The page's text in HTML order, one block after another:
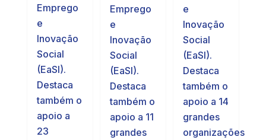
Emprego
e
Inovação
Social
(EaSI).
Destaca
também o
apoio a
23
Emprego
e
Inovação
Social
(EaSI).
Destaca
também o
apoio a 11
grandes
e
Inovação
Social
(EaSI).
Destaca
também o
apoio a 14
grandes
organizações